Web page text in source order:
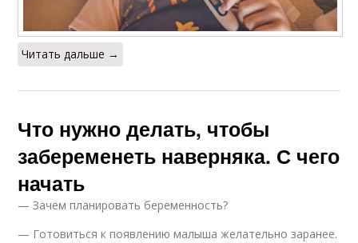
Читать дальше →
Что нужно делать, чтобы
забеременеть наверняка. С чего
начать
— Зачем планировать беременность?
— Готовиться к появлению малыша желательно заранее.